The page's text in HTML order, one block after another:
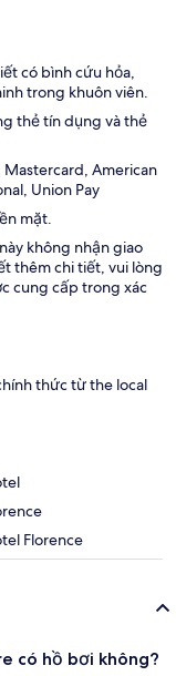
có bình cứu hỏa,
trong khuôn viên.
thẻ tín dụng và thẻ
American
Union Pay
mặt.
không nhận giao
thêm chi tiết, vui lòng
cung cấp trong xác
thức từ the local
Florence
có hồ bơi không?